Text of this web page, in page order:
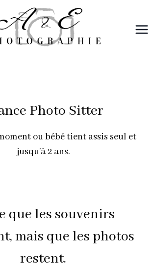
Photo Sitter
ou bébé tient assis seul et
jusqu’à 2 ans.
que les souvenirs
mais que les photos
restent.